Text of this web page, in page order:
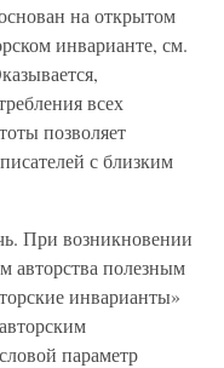
на открытом
инварианте, см.
всех
позволяет
с близким
При возникновении
авторства полезным
инварианты»
параметр